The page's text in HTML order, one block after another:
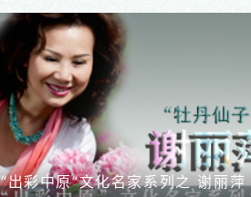
“出彩中原”文化名家系列之 谢丽萍